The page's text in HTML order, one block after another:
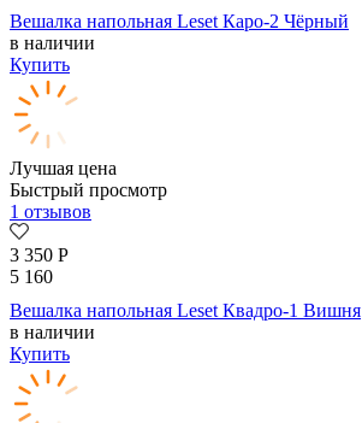
Вешалка напольная Leset Каро-2 Чёрный
в наличии
Купить
Лучшая цена
Быстрый просмотр
1 отзывов
3 350 Р
5 160
Вешалка напольная Leset Квадро-1 Вишня
в наличии
Купить